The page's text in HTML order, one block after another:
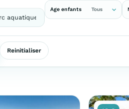
Age enfants
Tous
Reinitialiser